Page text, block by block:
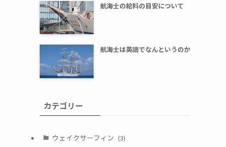
航海士の給料の目安について
航海士は英語でなんというのか
カテゴリー
ウェイクサーフィン (3)